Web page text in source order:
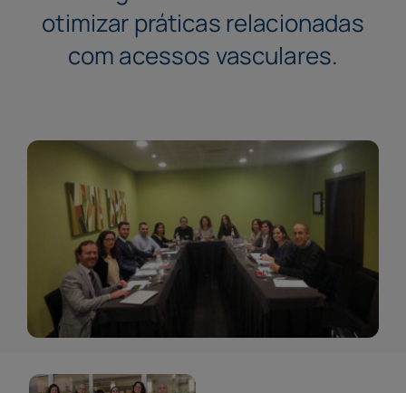
otimizar práticas relacionadas
com acessos vasculares.